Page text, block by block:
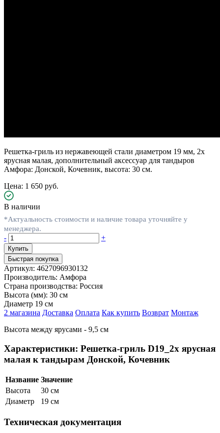
Решетка-гриль из нержавеющей стали диаметром 19 мм, 2х
ярусная малая, дополнительный аксессуар для тандыров
Амфора: Донской, Кочевник, высота: 30 см.
Цена: 1 650 руб.
В наличии
*Актуальность стоимости и наличие товара уточняйте у
менеджера.
-
+
Быстрая покупка
Артикул: 4627096930132
Производитель: Амфора
Страна производства: Россия
Высота (мм): 30 см
Диаметр 19 см
2 магазина Доставка Оплата Как купить Возврат Монтаж
Высота между ярусами - 9,5 см
Характеристики: Решетка-гриль D19_2х ярусная
малая к тандырам Донской, Кочевник
Название Значение
Высота
30 см
Диаметр
19 см
Техническая документация